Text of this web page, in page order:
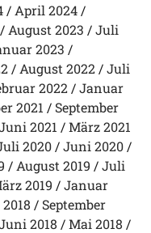
April 2024
August 2023
Juli
2023
August 2022
Juli
2022
Januar
2021
September
2021
März 2021
2020
Juni 2020
August 2019
Juli
2019
Januar
September
2018
Mai 2018